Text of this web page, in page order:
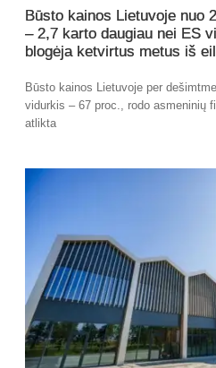
Būsto kainos Lietuvoje nuo
– 2,7 karto daugiau nei ES
blogėja ketvirtus metus iš
Būsto kainos Lietuvoje per
vidurkis – 67 proc., rodo asmeninių
atlikta